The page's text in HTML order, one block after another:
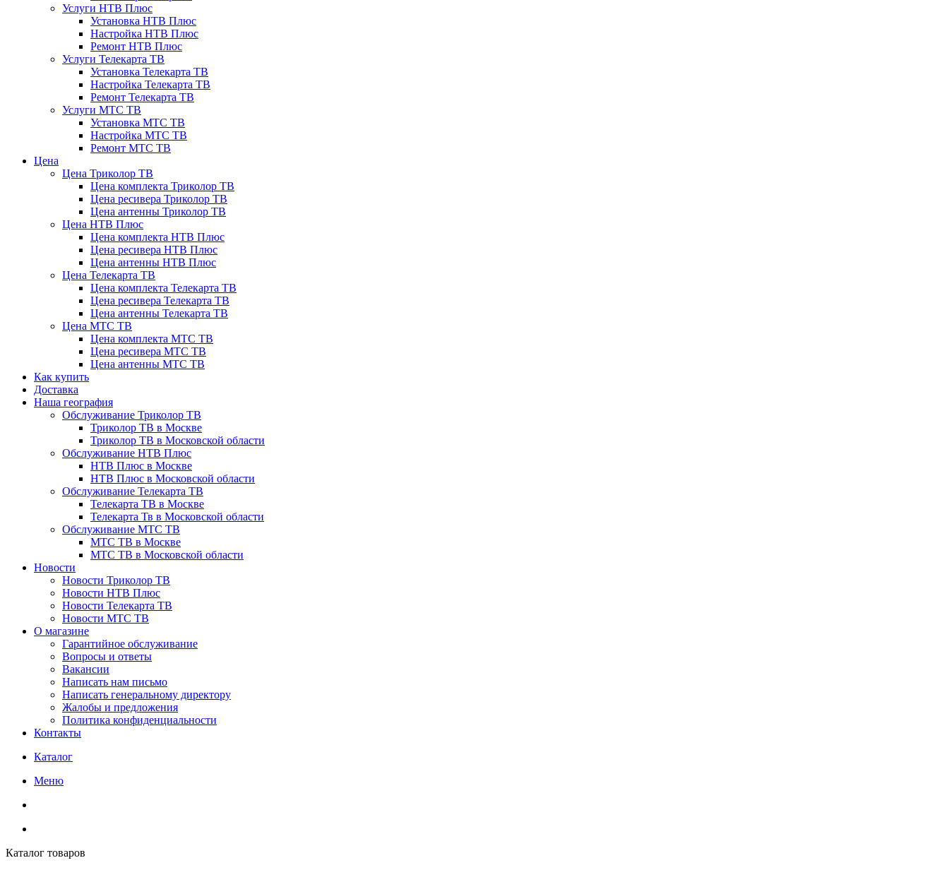
Услуги НТВ Плюс
Установка НТВ Плюс
Настройка НТВ Плюс
Ремонт НТВ Плюс
Услуги Телекарта ТВ
Установка Телекарта ТВ
Настройка Телекарта ТВ
Ремонт Телекарта ТВ
Услуги МТС ТВ
Установка МТС ТВ
Настройка МТС ТВ
Ремонт МТС ТВ
Цена
Цена Триколор ТВ
Цена комплекта Триколор ТВ
Цена ресивера Триколор ТВ
Цена антенны Триколор ТВ
Цена НТВ Плюс
Цена комплекта НТВ Плюс
Цена ресивера НТВ Плюс
Цена антенны НТВ Плюс
Цена Телекарта ТВ
Цена комплекта Телекарта ТВ
Цена ресивера Телекарта ТВ
Цена антенны Телекарта ТВ
Цена МТС ТВ
Цена комплекта МТС ТВ
Цена ресивера МТС ТВ
Цена антенны МТС ТВ
Как купить
Доставка
Наша география
Обслуживание Триколор ТВ
Триколор ТВ в Москве
Триколор ТВ в Московской области
Обслуживание НТВ Плюс
НТВ Плюс в Москве
НТВ Плюс в Московской области
Обслуживание Телекарта ТВ
Телекарта ТВ в Москве
Телекарта Тв в Московской области
Обслуживание МТС ТВ
МТС ТВ в Москве
МТС ТВ в Московской области
Новости
Новости Триколор ТВ
Новости НТВ Плюс
Новости Телекарта ТВ
Новости МТС ТВ
О магазине
Гарантийное обслуживание
Вопросы и ответы
Вакансии
Написать нам письмо
Написать генеральному директору
Жалобы и предложения
Политика конфиденциальности
Контакты
Каталог
Меню
Каталог товаров